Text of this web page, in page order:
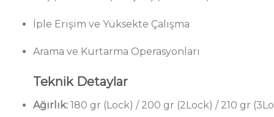
İple Erişim ve Yüksekte Çalışma
Arama ve Kurtarma Operasyonları
Teknik Detaylar
Ağırlık:180 gr (Lock) / 200 gr (2Lock) / 210 gr